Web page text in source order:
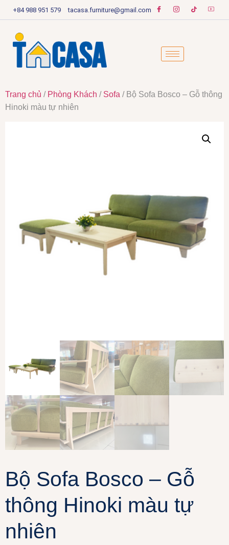
+84 988 951 579 tacasa.furniture@gmail.com
Trang chủ / Phòng Khách / Sofa / Bộ Sofa Bosco – Gỗ thông
Hinoki màu tự nhiên
Bộ Sofa Bosco – Gỗ
thông Hinoki màu tự
nhiên